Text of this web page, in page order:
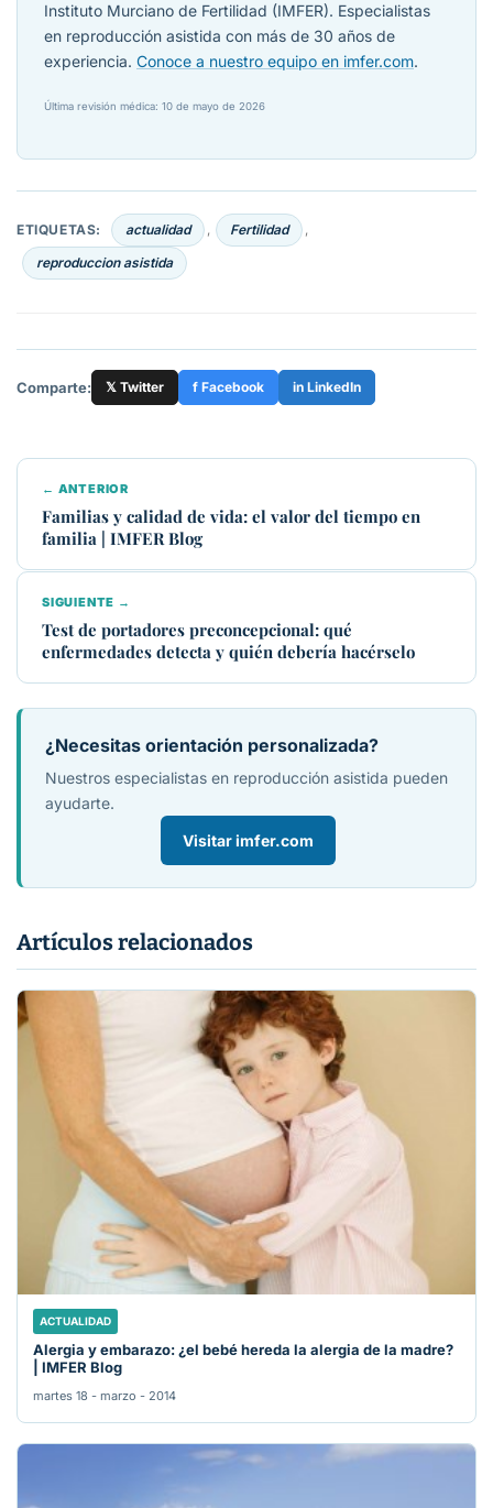
Instituto Murciano de Fertilidad (IMFER). Especialistas
en reproducción asistida con más de 30 años de
experiencia. Conoce a nuestro equipo en imfer.com.
Última revisión médica: 10 de mayo de 2026
ETIQUETAS: actualidad , Fertilidad ,
reproduccion asistida
Comparte: 𝕏 Twitter f Facebook in LinkedIn
← ANTERIOR
Familias y calidad de vida: el valor del tiempo en
familia | IMFER Blog
SIGUIENTE →
Test de portadores preconcepcional: qué
enfermedades detecta y quién debería hacérselo
¿Necesitas orientación personalizada?
Nuestros especialistas en reproducción asistida pueden
ayudarte.
Visitar imfer.com
Artículos relacionados
ACTUALIDAD
Alergia y embarazo: ¿el bebé hereda la alergia de la madre?
| IMFER Blog
martes 18 - marzo - 2014